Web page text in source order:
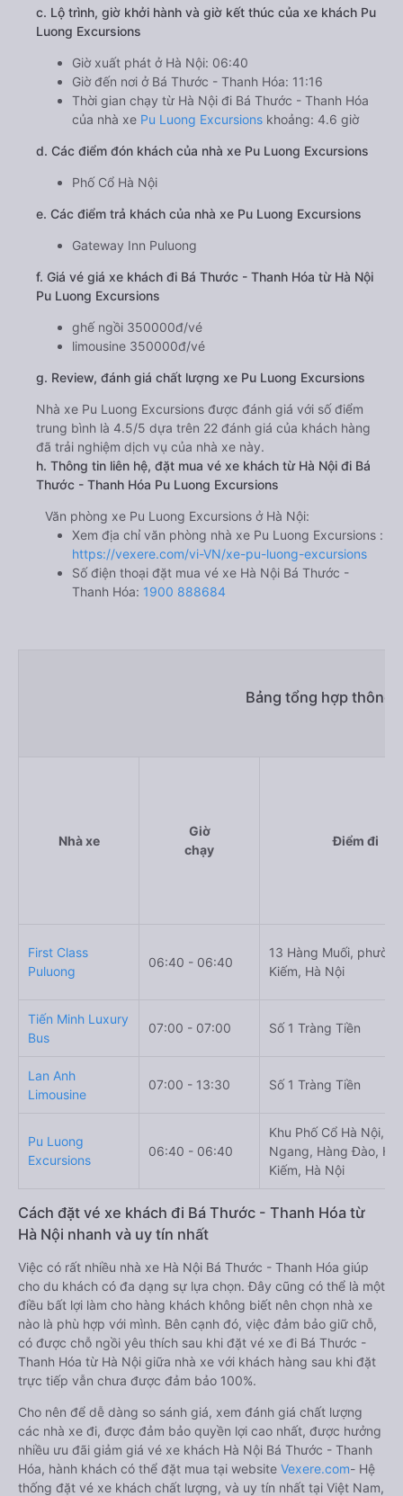
c. Lộ trình, giờ khởi hành và giờ kết thúc của xe khách Pu
Luong Excursions
Giờ xuất phát ở Hà Nội: 06:40
Giờ đến nơi ở Bá Thước - Thanh Hóa: 11:16
Thời gian chạy từ Hà Nội đi Bá Thước - Thanh Hóa
của nhà xe Pu Luong Excursions khoảng: 4.6 giờ
d. Các điểm đón khách của nhà xe Pu Luong Excursions
Phố Cổ Hà Nội
e. Các điểm trả khách của nhà xe Pu Luong Excursions
Gateway Inn Puluong
f. Giá vé giá xe khách đi Bá Thước - Thanh Hóa từ Hà Nội
Pu Luong Excursions
ghế ngồi 350000đ/vé
limousine 350000đ/vé
g. Review, đánh giá chất lượng xe Pu Luong Excursions
Nhà xe Pu Luong Excursions được đánh giá với số điểm
trung bình là 4.5/5 dựa trên 22 đánh giá của khách hàng
đã trải nghiệm dịch vụ của nhà xe này.
h. Thông tin liên hệ, đặt mua vé xe khách từ Hà Nội đi Bá
Thước - Thanh Hóa Pu Luong Excursions
Văn phòng xe Pu Luong Excursions ở Hà Nội:
Xem địa chỉ văn phòng nhà xe Pu Luong Excursions :
https://vexere.com/vi-VN/xe-pu-luong-excursions
Số điện thoại đặt mua vé xe Hà Nội Bá Thước -
Thanh Hóa: 1900 888684
Bảng tổng hợp thông
Nhà xe
Giờ
chạy
Điểm đi
First Class
Puluong
06:40 - 06:40
13 Hàng Muối,
Kiếm, Hà Nội
Tiến Minh Luxury
Bus
07:00 - 07:00 Số 1 Tràng Tiền
Lan Anh
Limousine
07:00 - 13:30 Số 1 Tràng Tiền
Pu Luong
Excursions
06:40 - 06:40
Khu Phố Cổ Hà Nội,
Ngang, Hàng Đào,
Kiếm, Hà Nội
Cách đặt vé xe khách đi Bá Thước - Thanh Hóa từ
Hà Nội nhanh và uy tín nhất
Việc có rất nhiều nhà xe Hà Nội Bá Thước - Thanh Hóa giúp
cho du khách có đa dạng sự lựa chọn. Đây cũng có thể là một
điều bất lợi làm cho hàng khách không biết nên chọn nhà xe
nào là phù hợp với mình. Bên cạnh đó, việc đảm bảo giữ chỗ,
có được chỗ ngồi yêu thích sau khi đặt vé xe đi Bá Thước -
Thanh Hóa từ Hà Nội giữa nhà xe với khách hàng sau khi đặt
trực tiếp vẫn chưa được đảm bảo 100%.
Cho nên để dễ dàng so sánh giá, xem đánh giá chất lượng
các nhà xe đi, được đảm bảo quyền lợi cao nhất, được hưởng
nhiều ưu đãi giảm giá vé xe khách Hà Nội Bá Thước - Thanh
Hóa, hành khách có thể đặt mua tại website Vexere.com- Hệ
thống đặt vé xe khách chất lượng, và uy tín nhất tại Việt Nam,